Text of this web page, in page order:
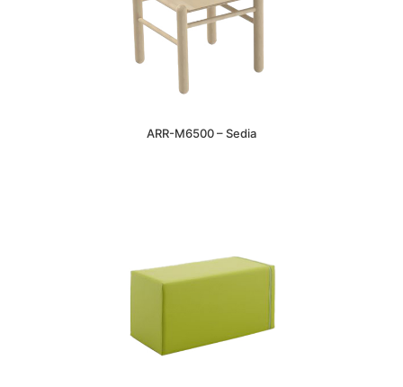
ARR-M6500 – Sedia